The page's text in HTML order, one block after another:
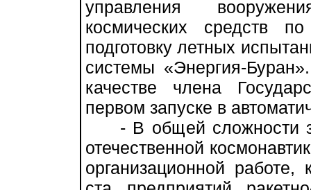
управления
космических средств
подготовку летных
системы «Энергия-
качестве члена
первом запуске в
- В общей сложности
отечественной
организационной работе,